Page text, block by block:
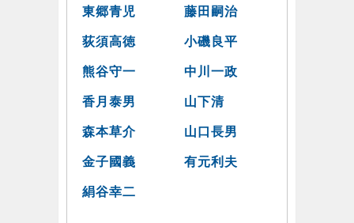
東郷青児 藤田嗣治
荻須高徳 小磯良平
熊谷守一 中川一政
香月泰男 山下清
森本草介 山口長男
金子國義 有元利夫
絹谷幸二